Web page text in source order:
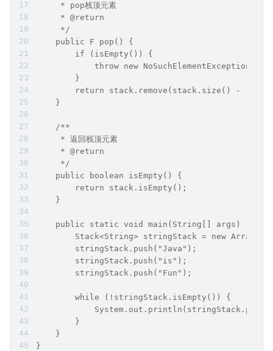
     * pop栈顶元素
     * @return
     */
    public F pop() {
        if (isEmpty()) {
throw new
        }
        return stack.remove(stack.size() - 1);
    }
    /**
     * 返回栈顶元素
     * @return
     */
    public boolean isEmpty() {
        return stack.isEmpty();
    }
    public static void main(String[] args) {
Stack<String> stringStack = new
        stringStack.push("Java");
        stringStack.push("is");
        stringStack.push("Fun");
        while (!stringStack.isEmpty()) {
        }
    }
}